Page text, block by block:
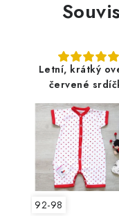
Letní, krátký
červené
92-98